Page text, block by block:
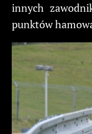
innych
punktów